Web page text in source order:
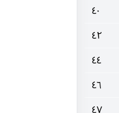
٤٠
٤٢
٤٤
٤٦